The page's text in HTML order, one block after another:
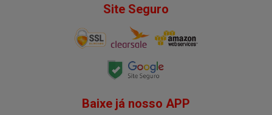
Site Seguro
Baixe já nosso APP